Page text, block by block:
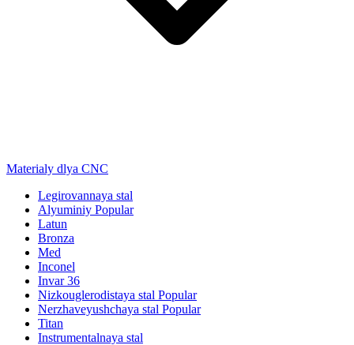
Materialy dlya CNC
Legirovannaya stal
Alyuminiy Popular
Latun
Bronza
Med
Inconel
Invar 36
Nizkouglerodistaya stal Popular
Nerzhaveyushchaya stal Popular
Titan
Instrumentalnaya stal